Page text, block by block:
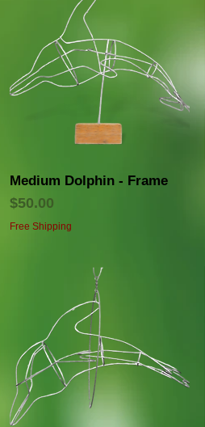
クイックビュー
Medium Dolphin - Frame
価格
$50.00
Free Shipping